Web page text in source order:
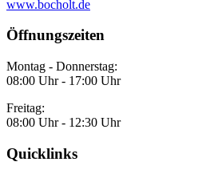
www.bocholt.de
Öffnungszeiten
Montag - Donnerstag:
08:00 Uhr - 17:00 Uhr
Freitag:
08:00 Uhr - 12:30 Uhr
Quicklinks